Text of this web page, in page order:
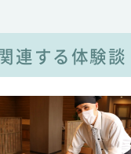
連する体験談